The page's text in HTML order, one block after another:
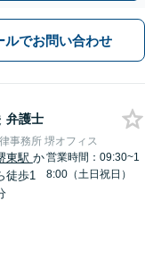
ルでお問い合わせ
弁護士
事務所 堺オフィス
東駅 か
徒歩1
営業時間：09:30~1
8:00（土日祝日）